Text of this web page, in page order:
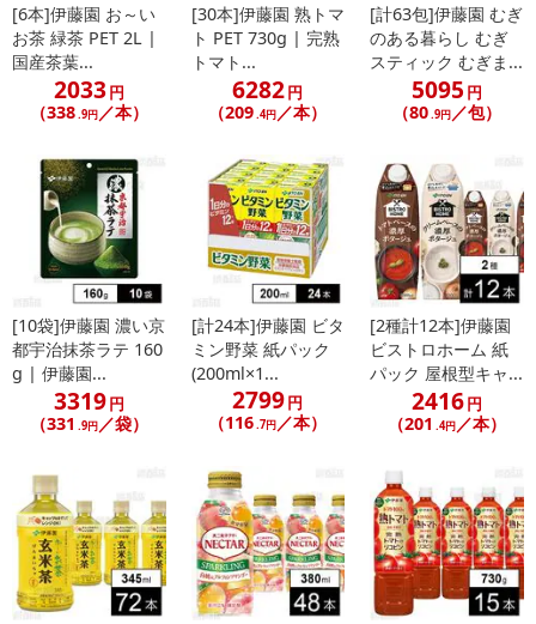
[6本]伊藤園 お～い
お茶 緑茶 PET 2L |
国産茶葉...
2033円
（338 .9円／本）
[30本]伊藤園 熟トマ
ト PET 730g | 完熟
トマト...
6282円
（209 .4円 ／本）
[計63包]伊藤園 むぎ
のある暮らし むぎ
スティック むぎま...
5095 円
（80 .9円 ／包）
[10袋]伊藤園 濃い京
都宇治抹茶ラテ 160
g | 伊藤園...
3319円
（331 .9円／袋）
[計24本]伊藤園 ビタ
ミン野菜 紙パック
(200ml×1...
2799円
（116.7円／本）
[2種計12本]伊藤園
ビストロホーム 紙
パック 屋根型キャ...
2416円
（201 .4円／本）